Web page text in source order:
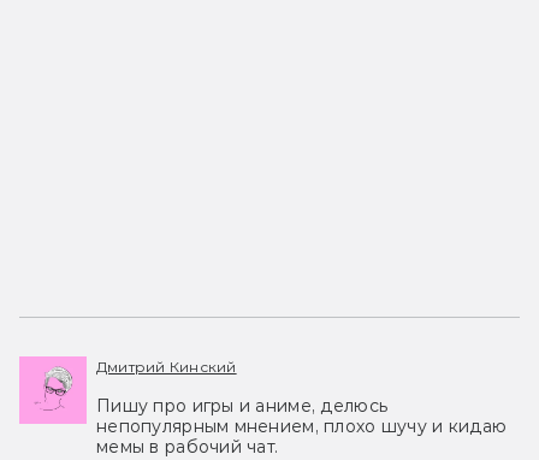
Дмитрий Кинский
Пишу про игры и аниме, делюсь
непопулярным мнением, плохо шучу и кидаю
мемы в рабочий чат.